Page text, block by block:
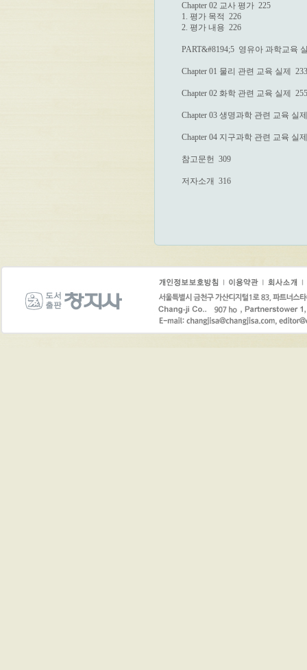
Chapter 02 교사 평가  225
1. 평가 목적  226
2. 평가 내용  226
PART&#8194;5  영유아 과학교육
Chapter 01 물리 관련 교육 실제  233
Chapter 02 화학 관련 교육 실제  255
Chapter 03 생명과학 관련 교육 실
Chapter 04 지구과학 관련 교육 실
참고문헌  309
저자소개  316